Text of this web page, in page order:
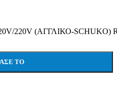
220V (ΑΓΓΛΙΚΟ-SCHUKO)
ΤΟ